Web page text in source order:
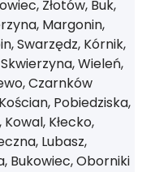
Złotów, Buk,
Margonin,
Swarzędz, Kórnik,
Wieleń,
Czarnków
Pobiedziska,
Kłecko,
Lubasz,
Bukowiec, Oborniki